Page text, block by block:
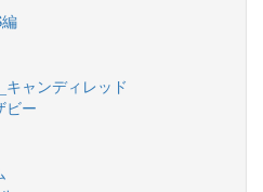
キャンディレッド
ビー